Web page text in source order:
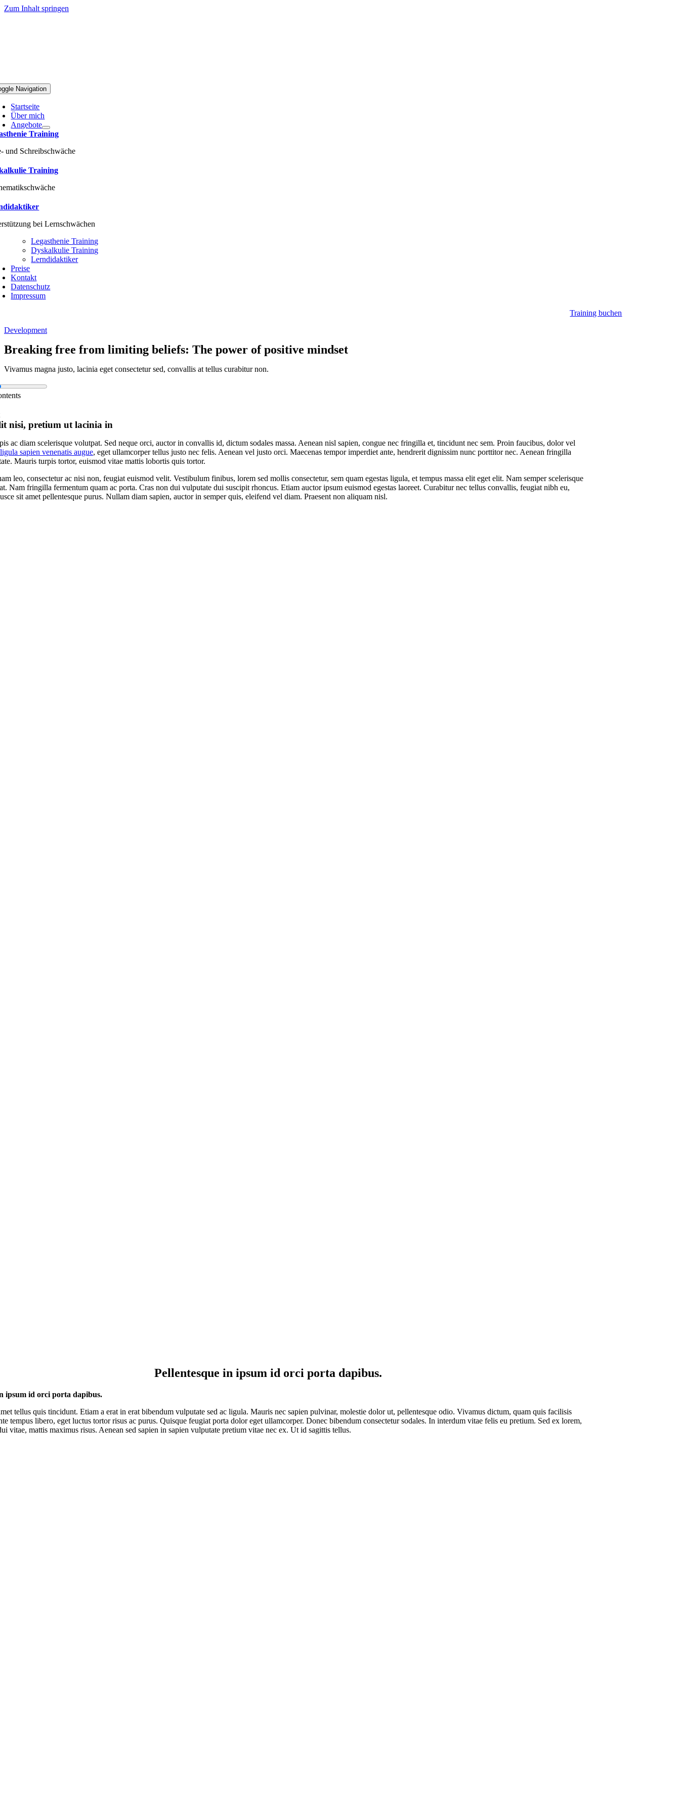
Zum Inhalt springen
Navigation
Startseite
Über mich
Angebote
Training
und Schreibschwäche
Training
bei Lernschwächen
Legasthenie Training
Dyskalkulie Training
Lerndidaktiker
Preise
Kontakt
Datenschutz
Impressum
Training buchen
Development
Breaking free from limiting beliefs: The power of positive mindset
Vivamus magna justo, lacinia eget consectetur sed, convallis at tellus curabitur non.
nisi, pretium ut lacinia in
ac diam scelerisque volutpat. Sed neque orci, auctor in convallis id, dictum sodales massa. Aenean nisl sapien, congue nec fringilla et, tincidunt nec sem. Proin faucibus, dolor vel
sapien venenatis augue, eget ullamcorper tellus justo nec felis. Aenean vel justo orci. Maecenas tempor imperdiet ante, hendrerit dignissim nunc porttitor nec. Aenean fringilla
Mauris turpis tortor, euismod vitae mattis lobortis quis tortor.
leo, consectetur ac nisi non, feugiat euismod velit. Vestibulum finibus, lorem sed mollis consectetur, sem quam egestas ligula, et tempus massa elit eget elit. Nam semper scelerisque
Nam fringilla fermentum quam ac porta. Cras non dui vulputate dui suscipit rhoncus. Etiam auctor ipsum euismod egestas laoreet. Curabitur nec tellus convallis, feugiat nibh eu,
sit amet pellentesque purus. Nullam diam sapien, auctor in semper quis, eleifend vel diam. Praesent non aliquam nisl.
Pellentesque in ipsum id orci porta dapibus.
ipsum id orci porta dapibus.
tellus quis tincidunt. Etiam a erat in erat bibendum vulputate sed ac ligula. Mauris nec sapien pulvinar, molestie dolor ut, pellentesque odio. Vivamus dictum, quam quis facilisis
tempus libero, eget luctus tortor risus ac purus. Quisque feugiat porta dolor eget ullamcorper. Donec bibendum consectetur sodales. In interdum vitae felis eu pretium. Sed ex lorem,
vitae, mattis maximus risus. Aenean sed sapien in sapien vulputate pretium vitae nec ex. Ut id sagittis tellus.